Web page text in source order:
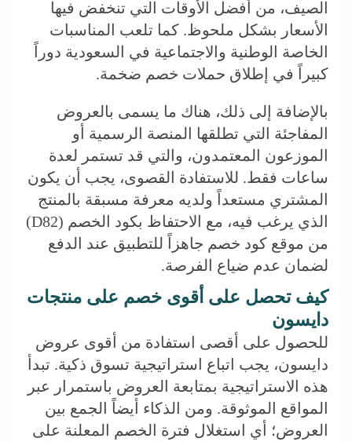
الصيف، من أفضل الأوقات التي تنخفض فيها
الأسعار بشكل ملحوظ. كما تلعب المناسبات
الخاصة الوطنية والاجتماعية في السعودية دوراً
كبيراً في إطلاق حملات خصم ضخمة.
بالإضافة إلى ذلك، هناك ما يسمى بالعروض
المفاجئة التي تطلقها المنصة الرسمية أو
الموزعون المعتمدون، والتي قد تستمر لعدة
ساعات فقط. للاستفادة القصوى، يجب أن يكون
المشتري مستعداً ولديه معرفة مسبقة بالمنتج
الذي يرغب فيه، مع الاحتفاظ بكود الخصم (D82)
من موقع كود خصم جاهزاً للتطبيق عند الدفع
لضمان عدم ضياع الفرصة.
كيف تحصل على أقوى خصم على منتجات
دايسون
للحصول على أقصى استفادة من أقوى عروض
دايسون، يجب اتباع استراتيجية تسوق ذكية. تبدأ
هذه الاستراتيجية بمتابعة العروض باستمرار عبر
المواقع الموثوقة. ومن الذكاء أيضاً الجمع بين
العروض؛ أي استغلال فترة الخصم المعلنة على